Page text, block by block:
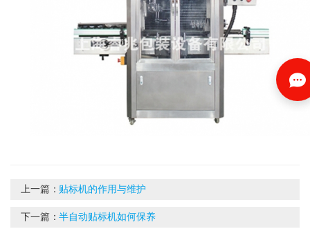
上一篇： 贴标机的作用与维护
下一篇：半自动贴标机如何保养